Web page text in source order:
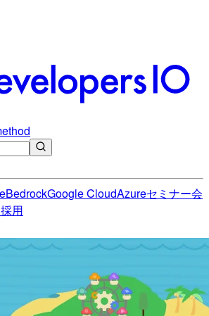
BedrockGoogle CloudAzureセミナー会
採用